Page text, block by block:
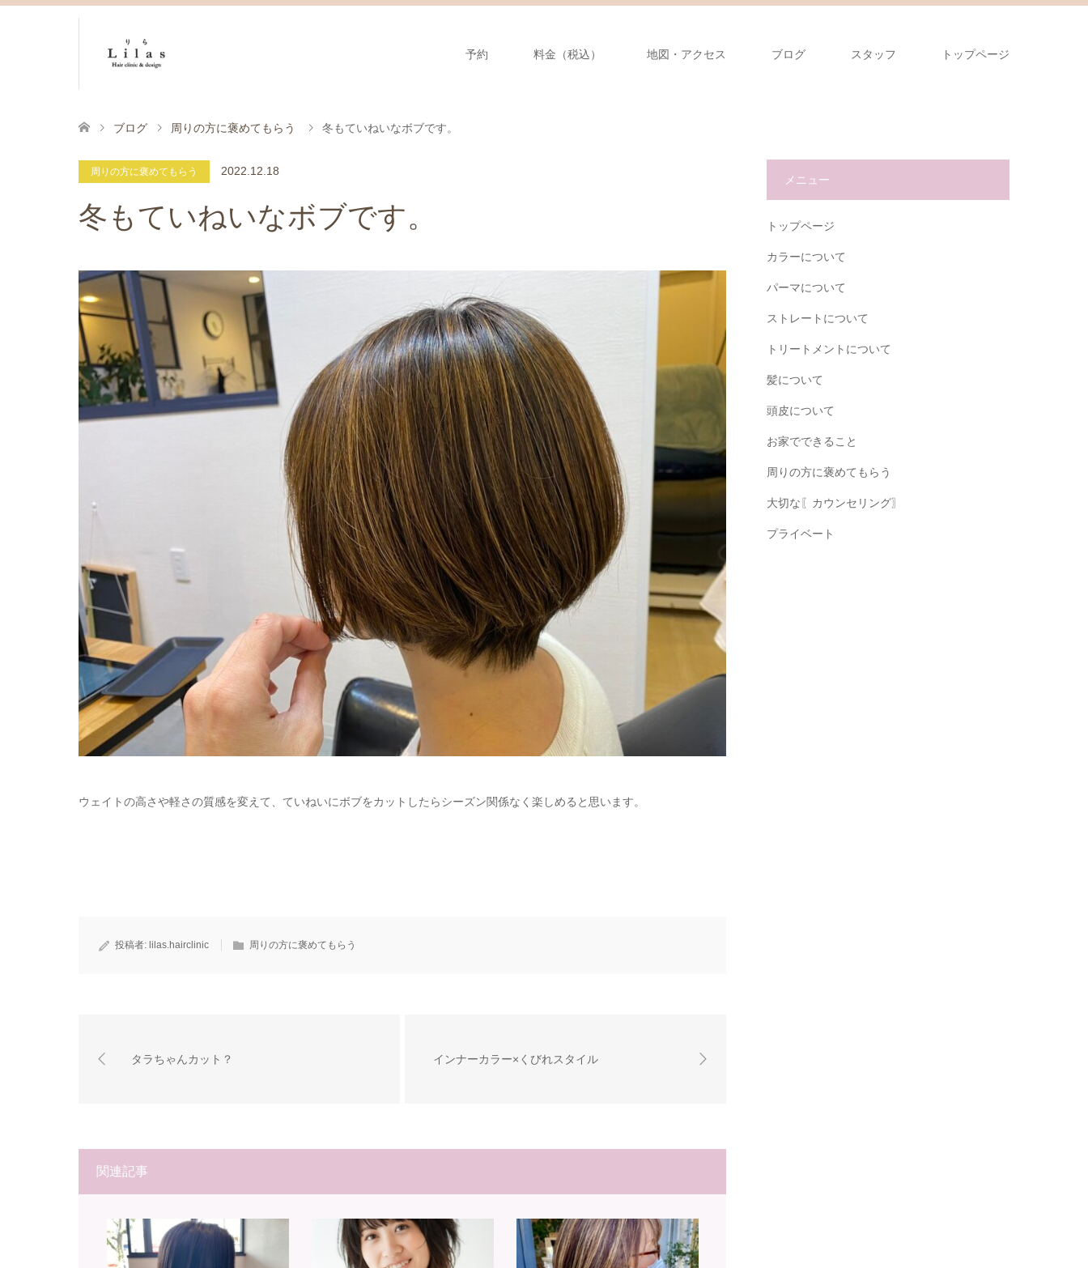
予約 料金（税込） 地図・アクセス ブログ スタッフ トップページ
ブログ 周りの方に褒めてもらう 冬もていねいなボブです。
周りの方に褒めてもらう 2022.12.18
冬もていねいなボブです。
ウェイトの高さや軽さの質感を変えて、ていねいにボブをカットしたらシーズン関係なく楽しめると思います。
投稿者: lilas.hairclinic 周りの方に褒めてもらう
タラちゃんカット？ インナーカラー×くびれスタイル
関連記事
メニュー
トップページ
カラーについて
パーマについて
ストレートについて
トリートメントについて
髪について
頭皮について
お家でできること
周りの方に褒めてもらう
大切な〖カウンセリング〗
プライベート